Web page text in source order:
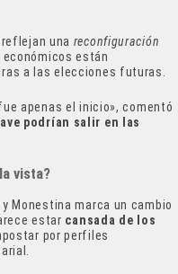
una reconfiguración
están
a las elecciones futuras.
apenas el inicio», comentó
podrían salir en las
vista?
Monestina marca un cambio
estar cansada de los
por perfiles